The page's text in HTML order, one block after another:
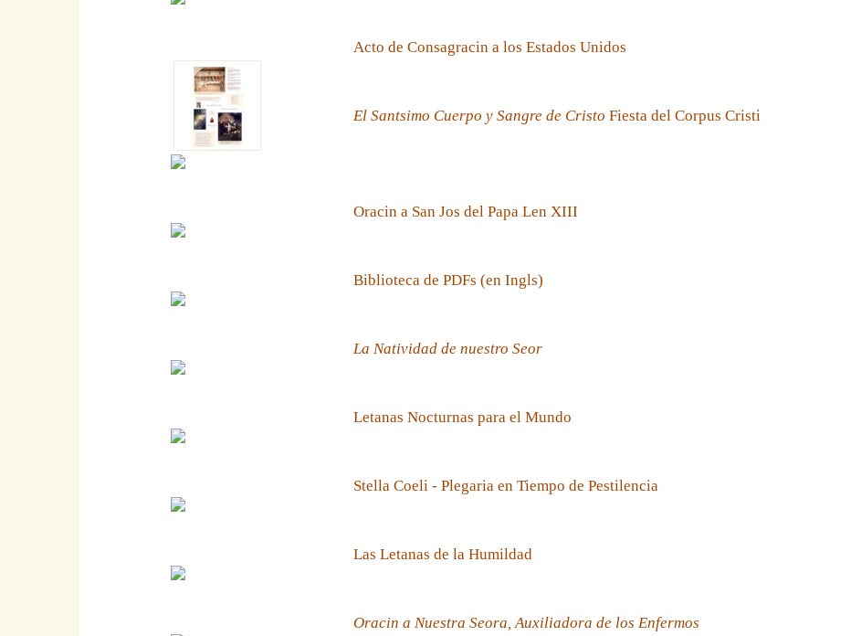
Acto de Consagracin a los Estados Unidos
El Santsimo Cuerpo y Sangre de Cristo Fiesta del Corpus Cristi
Oracin a San Jos del Papa Len XIII
Biblioteca de PDFs (en Ingls)
La Natividad de nuestro Seor
Letanas Nocturnas para el Mundo
Stella Coeli - Plegaria en Tiempo de Pestilencia
Las Letanas de la Humildad
Oracin a Nuestra Seora, Auxiliadora de los Enfermos